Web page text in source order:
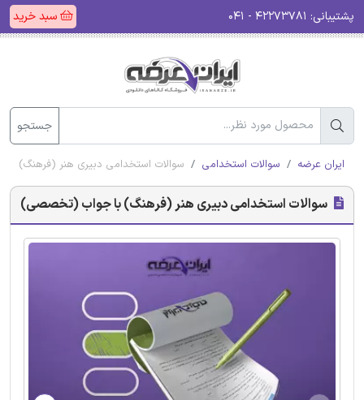
پشتیبانی: سبد خرید
جستجو
ایران عرضه سوالات استخدامی سوالات استخدامی دبیری هنر (فرهنگ)
سوالات استخدامی دبیری هنر (فرهنگ) با جواب (تخصصی)